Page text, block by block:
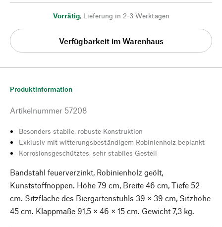
Vorrätig, Lieferung in 2-3 Werktagen
Verfügbarkeit im Warenhaus
Produktinformation
Artikelnummer 57208
Besonders stabile, robuste Konstruktion
Exklusiv mit witterungsbeständigem Robinienholz beplankt
Korrosionsgeschütztes, sehr stabiles Gestell
Bandstahl feuerverzinkt, Robinienholz geölt,
Kunststoffnoppen. Höhe 79 cm, Breite 46 cm, Tiefe 52
cm. Sitzfläche des Biergartenstuhls 39 × 39 cm, Sitzhöhe
45 cm. Klappmaße 91,5 × 46 × 15 cm. Gewicht 7,3 kg.